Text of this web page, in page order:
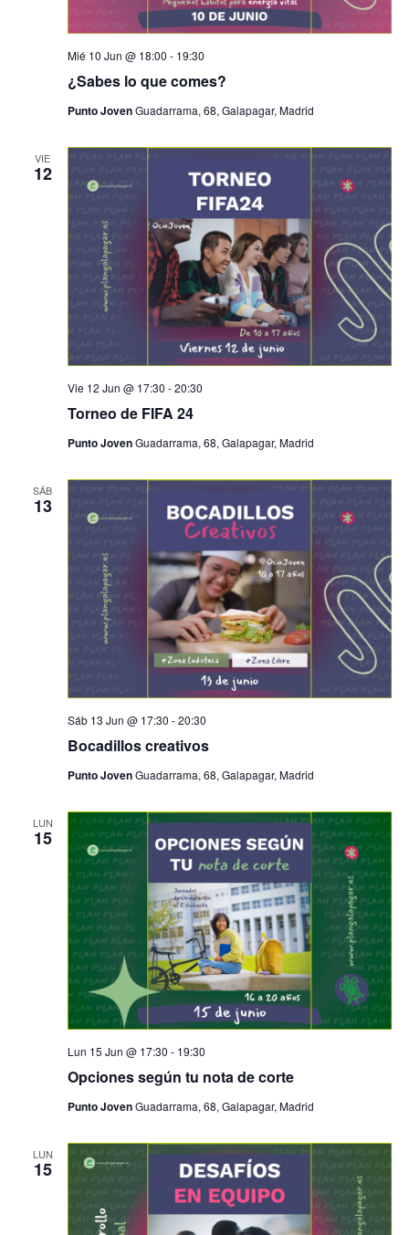
¿Sabes lo que comes?
Mié 10 Jun @ 18:00 - 19:30
Punto JovenGuadarrama, 68, Galapagar, Madrid
VIE
12
Torneo de FIFA 24
Vie 12 Jun @ 17:30 -20:30
Punto JovenGuadarrama, 68, Galapagar, Madrid
SÁB
13
Bocadillos creativos
Sáb 13 Jun @ 17:30 -20:30
Punto JovenGuadarrama, 68, Galapagar, Madrid
LUN
15
Opciones según tu nota de corte
Lun 15 Jun @ 17:30 - 19:30
Punto JovenGuadarrama, 68, Galapagar, Madrid
LUN
15